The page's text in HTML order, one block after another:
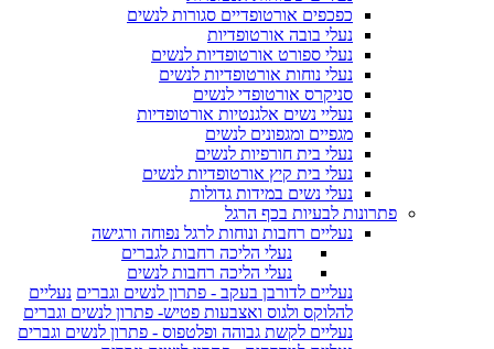
כפכפים אורטופדיים סגורות לנשים
נעלי בובה אורטופדיות
נעלי ספורט אורטופדיות לנשים
נעלי נוחות אורטופדיות לנשים
סניקרס אורטופדי לנשים
נעליי נשים אלגנטיות אורטופדיות
מגפיים ומגפונים לנשים
נעלי בית חורפיות לנשים
נעלי בית קיץ אורטופדיות לנשים
נעלי נשים במידות גדולות
פתרונות לבעיות בכף הרגל
נעליים רחבות ונוחות לרגל נפוחה ורגישה
נעלי הליכה רחבות לגברים
נעלי הליכה רחבות לנשים
נעליים לדורבן בעקב - פתרון לנשים וגברים נעליים
להלוקס ולגוס ואצבעות פטיש- פתרון לנשים וגברים
נעליים לקשת גבוהה ופלטפוס - פתרון לנשים וגברים